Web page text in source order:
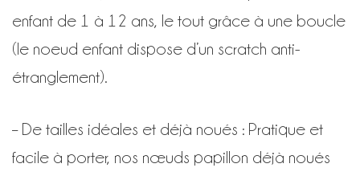
enfant de 1 à 12 ans, le tout grâce à une boucle
(le noeud enfant dispose d’un scratch anti-
étranglement).
– De tailles idéales et déjà noués : Pratique et
facile à porter, nos nœuds papillon déjà noués